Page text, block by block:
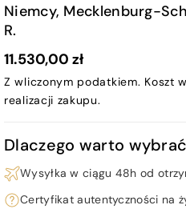
Niemcy, Mecklenburg-
R.
11.530,00 zł
Z wliczonym podatkiem. Koszt
realizacji zakupu.
Dlaczego warto
Wysyłka w ciągu 48h od
Certyfikat autentyczności na